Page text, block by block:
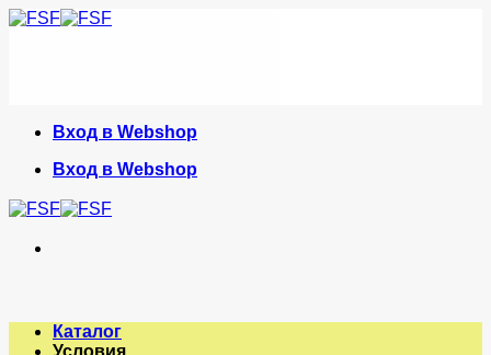
Skip
Вход в Webshop
Вход в Webshop
Каталог
Условия